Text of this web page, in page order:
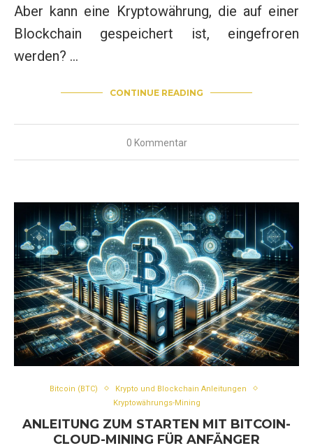
Aber kann eine Kryptowährung, die auf einer
Blockchain gespeichert ist, eingefroren
werden? …
CONTINUE READING
0 Kommentar
Bitcoin (BTC)
Krypto und Blockchain Anleitungen
Kryptowährungs-Mining
ANLEITUNG ZUM STARTEN MIT BITCOIN-
CLOUD-MINING FÜR ANFÄNGER